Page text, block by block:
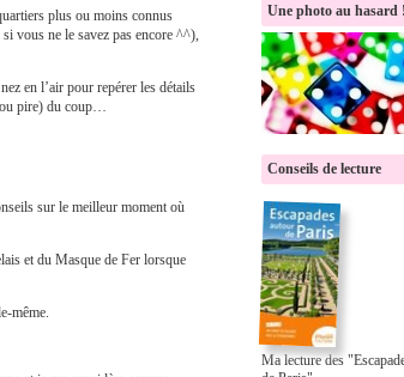
plus ou moins connus
vous ne le savez pas encore ^^),
en l’air pour repérer les détails
pire) du coup…
sur le meilleur moment où
et du Masque de Fer lorsque
même.
Une photo au hasard !
Conseils de lecture
Ma lecture des